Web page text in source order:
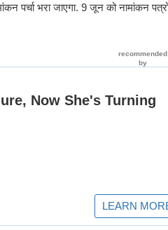
पर्चा भरा जाएगा. 9 जून को नामांकन